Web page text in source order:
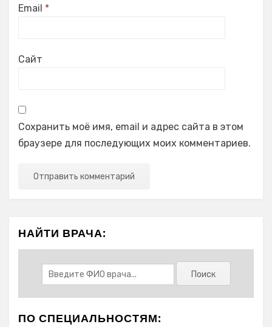
Email *
Сайт
Сохранить моё имя, email и адрес сайта в этом
браузере для последующих моих комментариев.
НАЙТИ ВРАЧА:
ПО СПЕЦИАЛЬНОСТЯМ: